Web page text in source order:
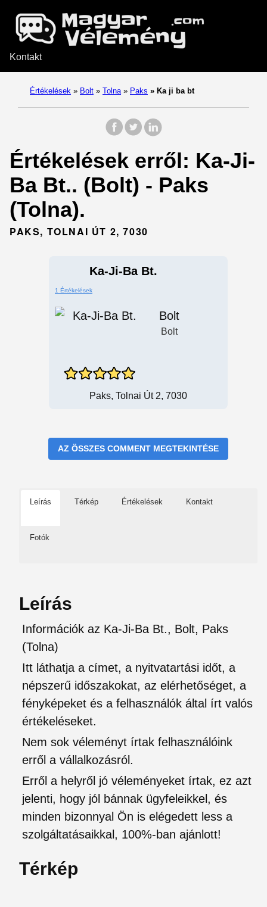
Kontakt
Értékelések » Bolt » Tolna » Paks » Ka ji ba bt
Értékelések erről: Ka-Ji-
Ba Bt.. (Bolt) - Paks
(Tolna).
PAKS, TOLNAI ÚT 2, 7030
Ka-Ji-Ba Bt.
1 Értékelések
Bolt
Bolt
Paks, Tolnai Út 2, 7030
AZ ÖSSZES COMMENT MEGTEKINTÉSE
Leírás Térkép Értékelések Kontakt
Fotók
Leírás
Információk az Ka-Ji-Ba Bt., Bolt, Paks
(Tolna)
Itt láthatja a címet, a nyitvatartási időt, a
népszerű időszakokat, az elérhetőséget, a
fényképeket és a felhasználók által írt valós
értékeléseket.
Nem sok véleményt írtak felhasználóink
erről a vállalkozásról.
Erről a helyről jó véleményeket írtak, ez azt
jelenti, hogy jól bánnak ügyfeleikkel, és
minden bizonnyal Ön is elégedett less a
szolgáltatásaikkal, 100%-ban ajánlott!
Térkép